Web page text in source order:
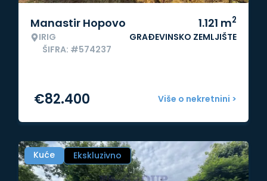
Manastir Hopovo
IRIG
ŠIFRA: #574237
1.121 m2
GRAĐEVINSKO ZEMLJIŠTE
Više o nekretnini >
€82.400
Kuće Ekskluzivno